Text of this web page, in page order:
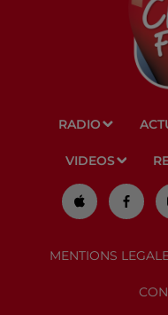
RADIO
VIDEOS
MENTIONS